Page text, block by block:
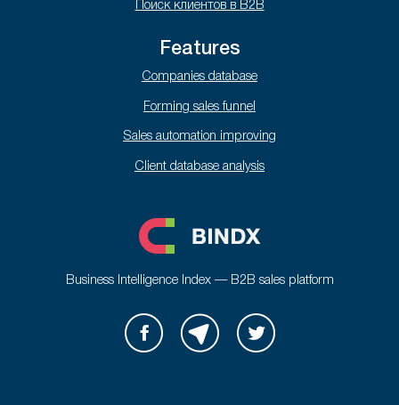
Поиск клиентов в B2B
Features
Companies database
Forming sales funnel
Sales automation improving
Client database analysis
Business Intelligence Index — B2B sales platform